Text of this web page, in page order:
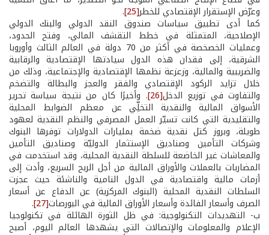
وعرّض الإستقرار الإقتصادي للخطر[25]
.
كما أدى تطبيق سياسات صندوق النقد الدولي والبنك الدولي
الإصلاحية، المتمثلة في خطط التقشف المالي، وفتح الحدود،
وعمليات الخصخصة في أكثر من 70 دولة في العالم الثالث وأوروبا
الشرقية، إلى فقدان هذه الدول سيادتها الإقتصادية والرقابية
والضريبية والمالية، وزعزعة نظمها الإقتصادية والإجتماعية، وذلك من
خلال تزايد الركود الإقتصادي والفقر والعجز والبطالة والتضخم
والتفاوت في توزيع الدخل[26] . وأخيرًا كان من نتيجة سياسة تحرير
الأسواق المالية والنقدية التخلِّي عن معظم الضوابط المحلية
والتقليدية التي كانت تسيّر العمل المصرفي والنظم النقدية لعهود
طويلة، وبروز كتل نقدية ضخمة بمليارات الدولارات توفرها البنوك
وشركات التأمين وصناديق الإستثمار الدوليّة وصناديق التأمين
والمعاشات غير الخاضعة للسلطة النقدية المحلية، وقد استخدمت في
المضاربات بالعملات والأوراق المالية من أجل الربح السريع، وأدت إلى
أزمات مالية واقتصادية في الدول النامية والناشئة حيث عجزت
السلطات النقدية المحلية (البنوك المركزية) عن الدفاع عن أسعار
الصرف وأسعار الفائدة وأسعار الأوراق المالية في البورصات[27]
.
ب- التهديدات التكنولوجية: في ظل الثورة الهائلة في تكنولوجيا
الإعلام والمعلومات والإتصالات التي يشهدها العالم اليوم، أصبح